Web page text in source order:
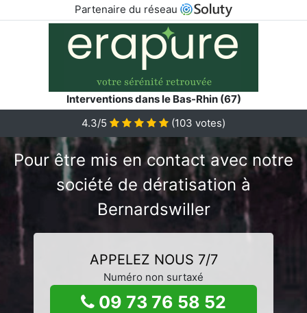
Partenaire du réseau
Interventions dans le Bas-Rhin (67)
4.3/5
(103 votes)
Pour être mis en contact avec notre
société de dératisation à
Bernardswiller
APPELEZ NOUS 7/7
Numéro non surtaxé
09 73 76 58 52